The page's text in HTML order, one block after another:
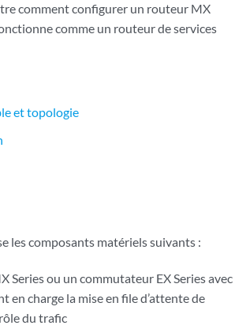
comment configurer un routeur MX
comme un routeur de services
et topologie
les composants matériels suivants :
Series ou un commutateur EX Series avec
en charge la mise en file d’attente de
du trafic